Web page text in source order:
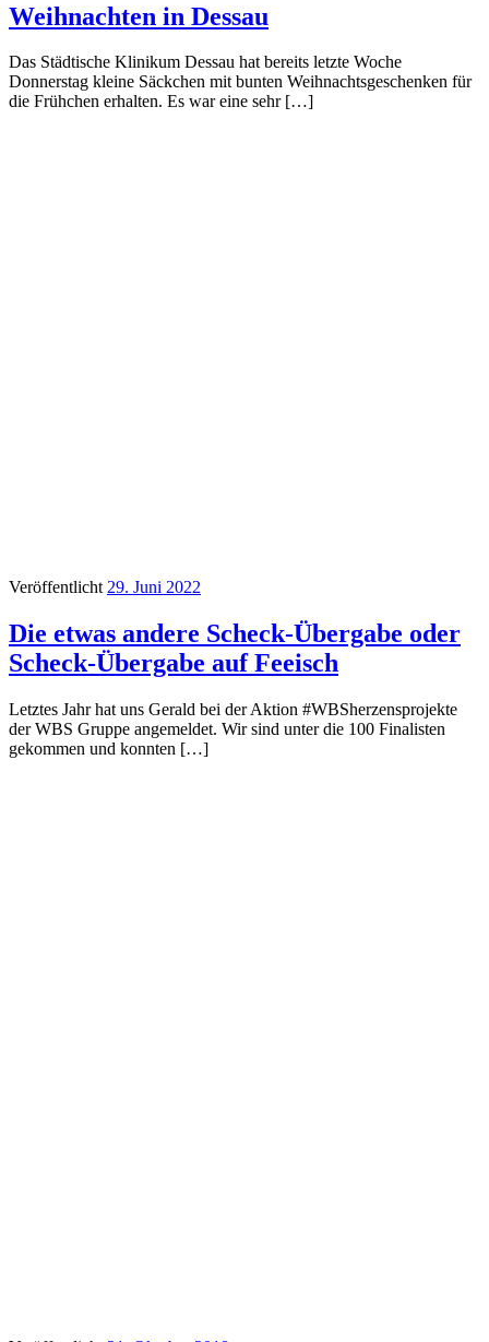
Weihnachten in Dessau
Das Städtische Klinikum Dessau hat bereits letzte Woche
Donnerstag kleine Säckchen mit bunten Weihnachtsgeschenken für
die Frühchen erhalten. Es war eine sehr […]
Veröffentlicht29. Juni 2022
Die etwas andere Scheck-Übergabe oder
Scheck-Übergabe auf Feeisch
Letztes Jahr hat uns Gerald bei der Aktion #WBSherzensprojekte
der WBS Gruppe angemeldet. Wir sind unter die 100 Finalisten
gekommen und konnten […]